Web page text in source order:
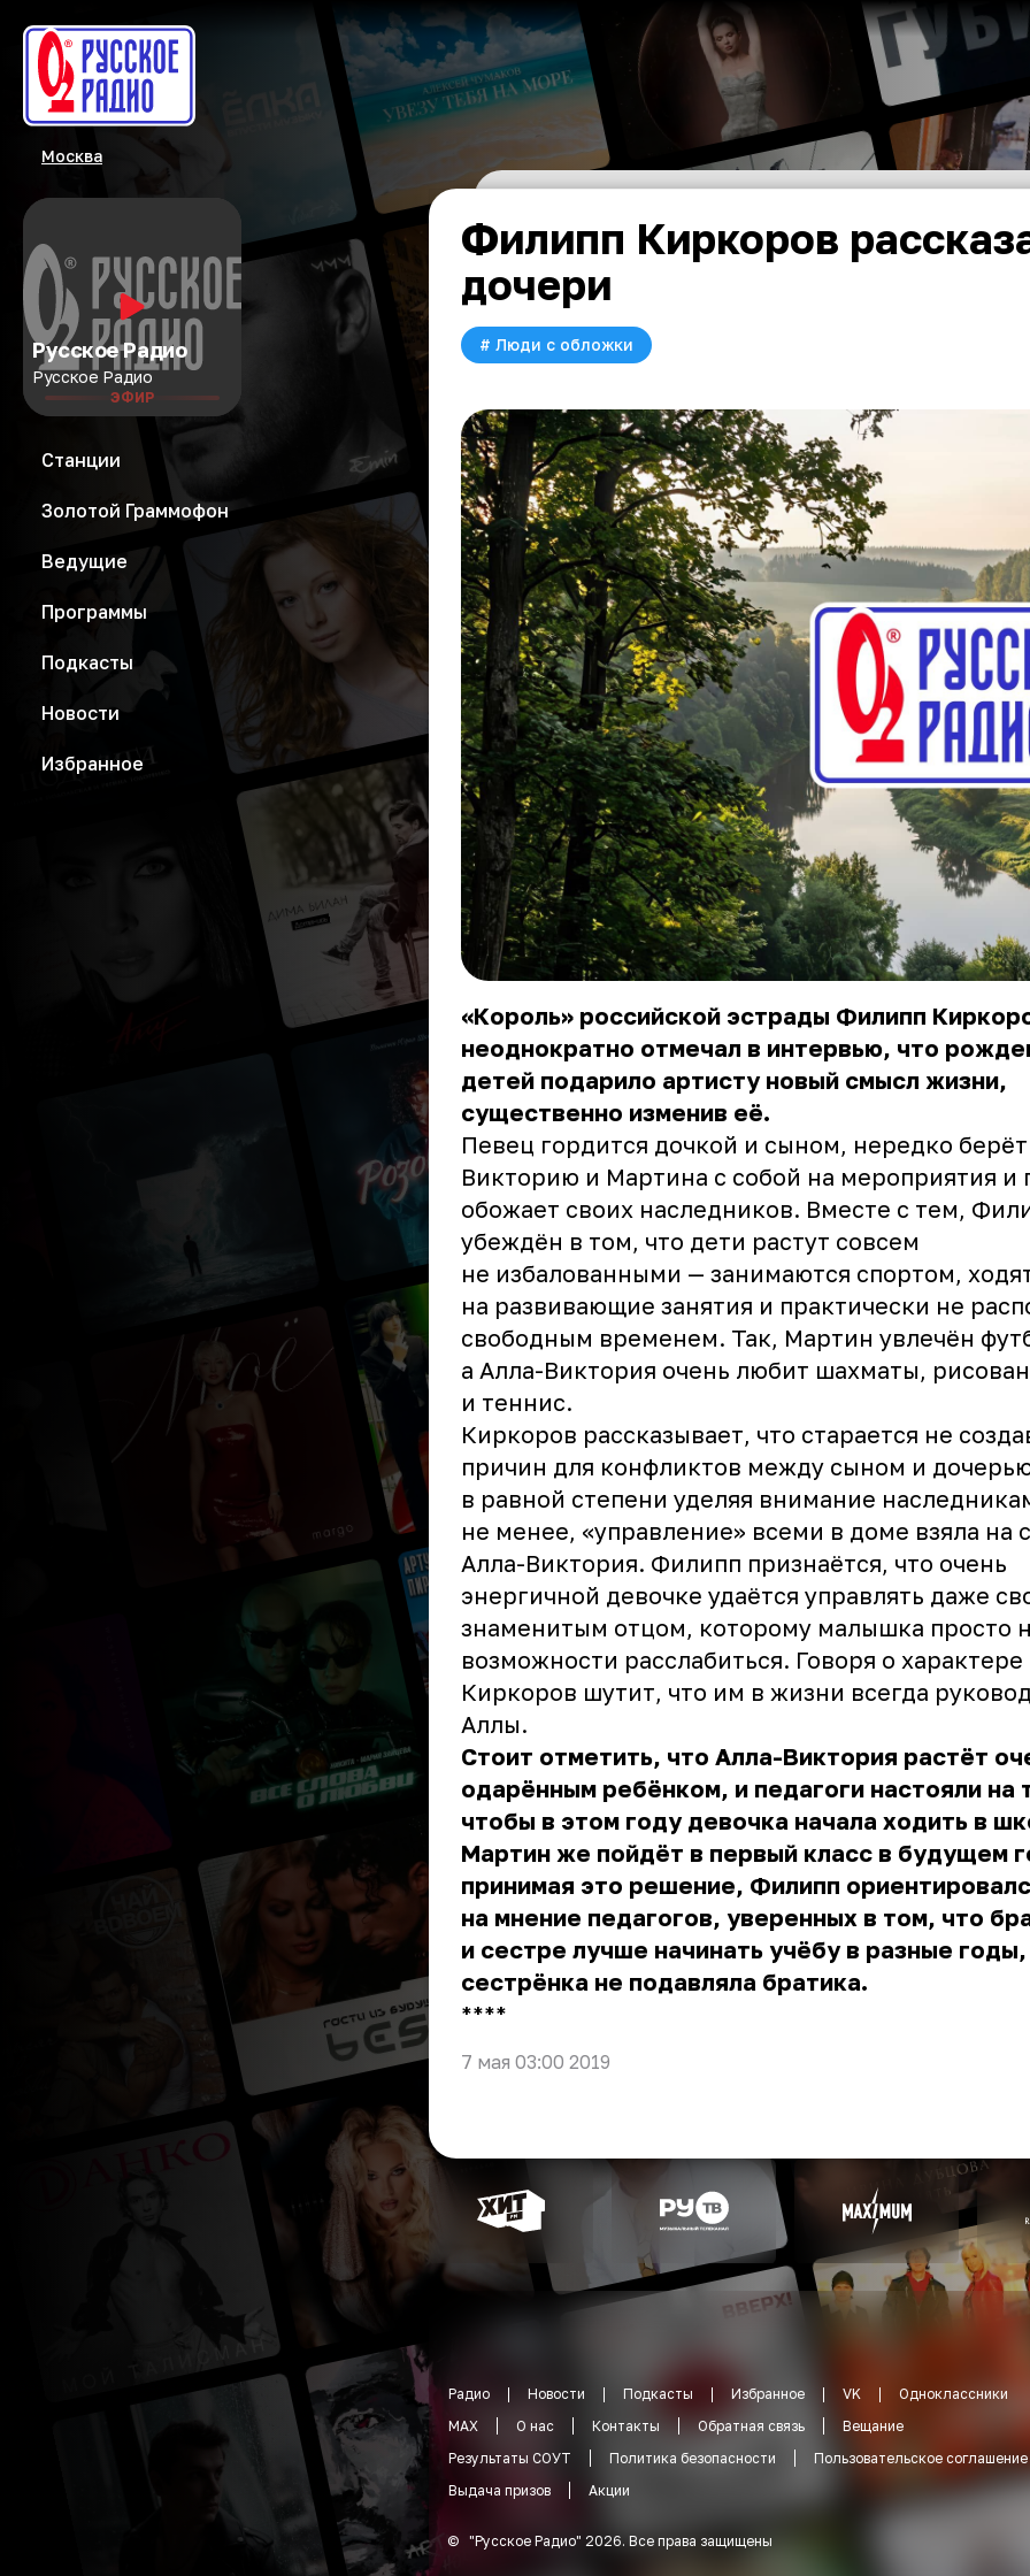
Москва
Русское Радио
Русское Радио
ЭФИР
Станции
Золотой Граммофон
Ведущие
Программы
Подкасты
Новости
Избранное
Филипп Киркоров
дочери
# Люди с обложки
«Король» российской эстрады Филипп
неоднократно отмечал в интервью, что
детей подарило артисту новый смысл жизни,
существенно изменив её.
Певец гордится дочкой и сыном, нередко
Викторию и Мартина с собой на мероприятия и
обожает своих наследников. Вместе с тем,
убеждён в том, что дети растут совсем
не избалованными — занимаются спортом,
на развивающие занятия и практически не
свободным временем. Так, Мартин увлечён
а Алла-Виктория очень любит шахматы,
и теннис.
Киркоров рассказывает, что старается не
причин для конфликтов между сыном и
в равной степени уделяя внимание
не менее, «управление» всеми в доме взяла на
Алла-Виктория. Филипп признаётся , что очень
энергичной девочке удаётся управлять даже
знаменитым отцом, которому малышка просто
возможности расслабиться. Говоря о
Киркоров шутит, что им в жизни всегда
Аллы.
Стоит отметить, что Алла-Виктория растёт
одарённым ребёнком, и педагоги настояли на
чтобы в этом году девочка начала ходить в
Мартин же пойдёт в первый класс в будущем
принимая это решение, Филипп
на мнение педагогов, уверенных в том, что
и сестре лучше начинать учёбу в разные
сестрёнка не подавляла братика.
** **
7 мая 03:00 2019
Радио Новости Подкасты Избранное VK
Одноклассники
MAX
О нас Контакты Обратная связь
Вещание
Результаты СОУТ
Политика безопасности
Пользовательское соглашение
Выдача призов
Акции
© "Русское Радио" 2026. Все права защищены